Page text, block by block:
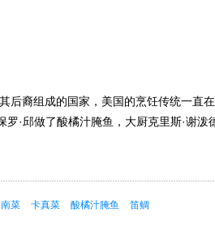
裔组成的国家，美国的烹饪传统一直在
罗·邱做了酸橘汁腌鱼，大厨克里斯·谢
菜 卡真菜 酸橘汁腌鱼 笛鲷